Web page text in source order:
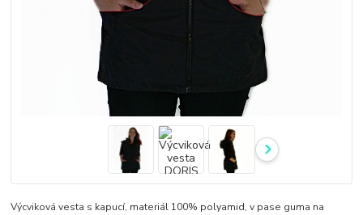
Výcviková vesta s kapucí, materiál 100% polyamid, v pase guma na